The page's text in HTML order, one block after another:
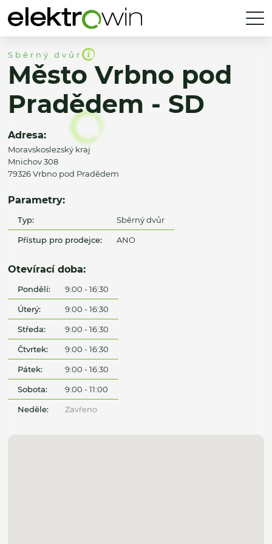
Sběrný dvůr
Město Vrbno pod
Pradědem - SD
Adresa:
Moravskoslezský kraj
Mnichov 308
79326 Vrbno pod Pradědem
Parametry:
Typ: Sběrný dvůr
Přístup pro prodejce: ANO
Otevírací doba:
Pondělí: 9:00 - 16:30
Úterý: 9:00 - 16:30
Středa: 9:00 - 16:30
Čtvrtek: 9:00 - 16:30
Pátek: 9:00 - 16:30
Sobota: 9:00 - 11:00
Neděle: Zavřeno